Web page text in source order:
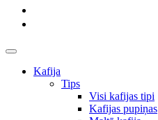
Kafija
Tips
Visi kafijas tipi
Kafijas pupiņas